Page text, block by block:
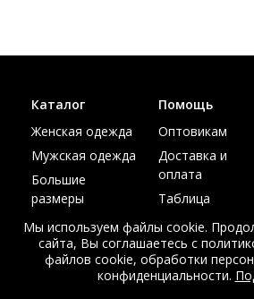
Каталог
Женская одежда
Мужская одежда
Большие
размеры
Акции
Помощь
Оптовикам
Доставка и
оплата
Таблица
Мы используем файлы cookie.
сайта, Вы соглашаетесь с
файлов cookie, обработки
конфиденциальности.